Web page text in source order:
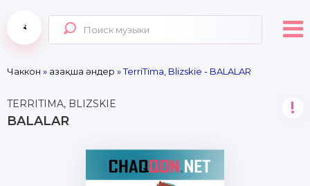
Чаккон » Қазақша әндер » TerriTima, Blizskie - BALALAR
TERRITIMA, BLIZSKIE
BALALAR
!